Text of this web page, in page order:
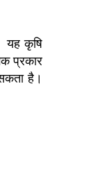
यह कृषि
प्रकार
है।